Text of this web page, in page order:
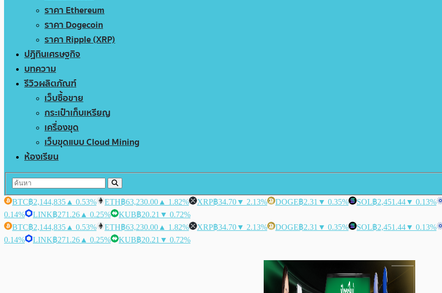
ราคา Ethereum
ราคา Dogecoin
ราคา Ripple (XRP)
ปฏิทินเศรษฐกิจ
บทความ
รีวิวผลิตภัณฑ์
เว็บซื้อขาย
กระเป๋าเก็บเหรียญ
เครื่องขุด
เว็บขุดแบบ Cloud Mining
ห้องเรียน
BTC฿2,144,835 ▲ 0.53% ETH฿63,230.00 ▲ 1.82% XRP฿34.70▼ 2.13% DOGE฿2.31 ▼ 0.35% SOL฿2,451.44▼ 0.13%
0.14%
LINK฿271.26 ▲ 0.25% KUB฿20.21 ▼ 0.72%
BTC฿2,144,835 ▲ 0.53% ETH฿63,230.00 ▲ 1.82% XRP฿34.70▼ 2.13% DOGE฿2.31 ▼ 0.35% SOL฿2,451.44▼ 0.13%
0.14%
LINK฿271.26 ▲ 0.25% KUB฿20.21 ▼ 0.72%